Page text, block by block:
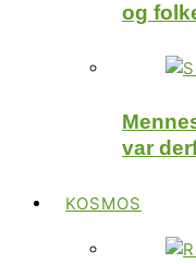
og
var
KOSMOS